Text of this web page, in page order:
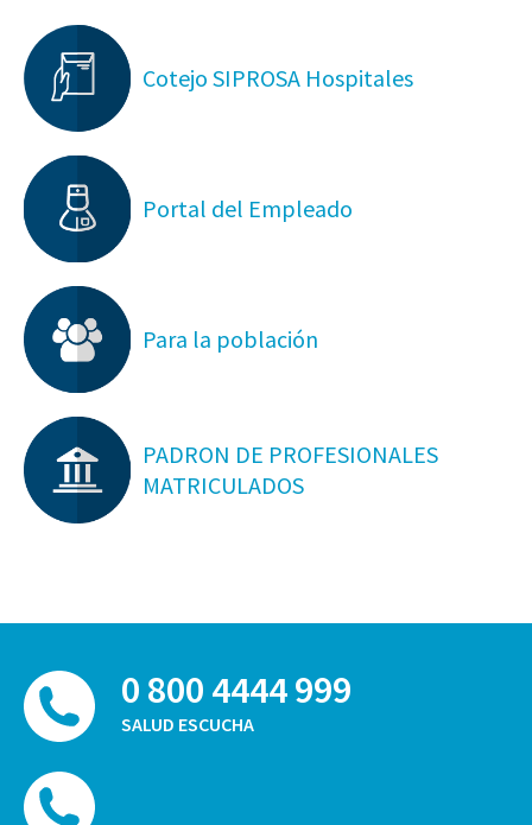
Cotejo SIPROSA Hospitales
Portal del Empleado
Para la población
PADRON DE PROFESIONALES
MATRICULADOS
0 800 4444 999
SALUD ESCUCHA